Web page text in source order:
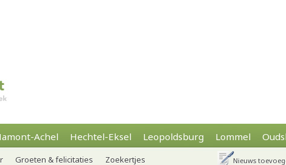
Achel Hechtel-Eksel Leopoldsburg Lommel
Groeten & felicitaties Zoekertjes Nieuws